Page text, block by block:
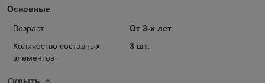
Основные
Возраст
От 3-х лет
Количество составных
элементов
3 шт.